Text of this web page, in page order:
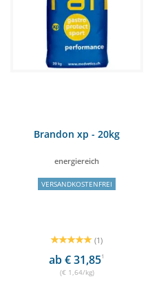
Brandon xp - 20kg
energiereich
VERSANDKOSTENFREI
(1)
ab € 31,851
(€ 1,64/kg)